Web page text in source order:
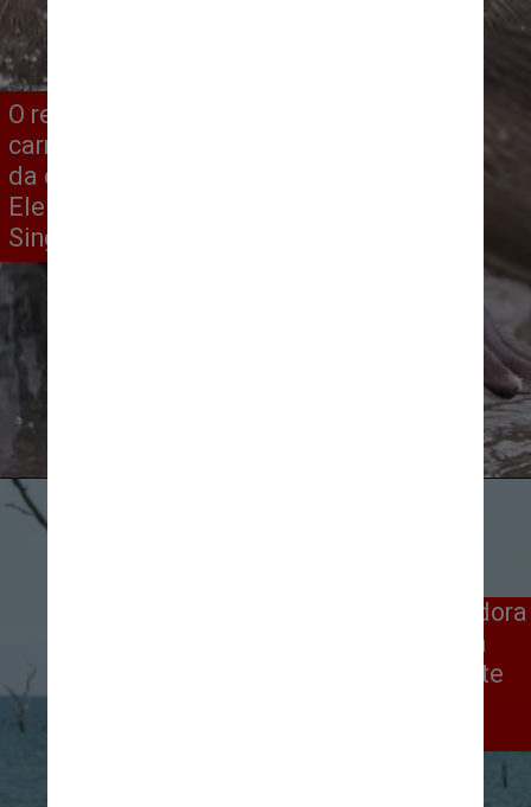
O registro de uma lontra adulta
carregando um filhote foi o vencedor
da categoria de animais aquáticos.
Ele foi feito por
Singapura
Na categoria portfólio, a vencedora
foi a fotógrafa Vicki Jauron. Ela
fez vários cliques de um elefante